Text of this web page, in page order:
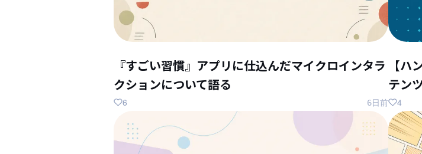
『すごい習慣』アプリに仕込んだマイクロインタラ
クションについて語る
6日前
6
【
テン
4